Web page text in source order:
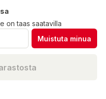
on taas saatavilla
Muistuta minua